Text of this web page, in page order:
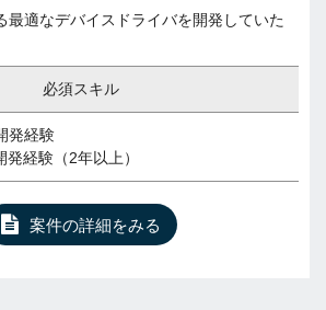
最適なデバイスドライバを開発していた
必須スキル
発経験
発経験（2年以上）
案件の詳細をみる